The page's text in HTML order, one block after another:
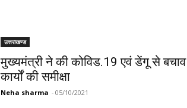
उत्तराखण्ड
मुख्यमंत्री ने की कोविड.19 एवं डेंगू से बचाव
कार्यों की समीक्षा
Neha sharma - 05/10/2021